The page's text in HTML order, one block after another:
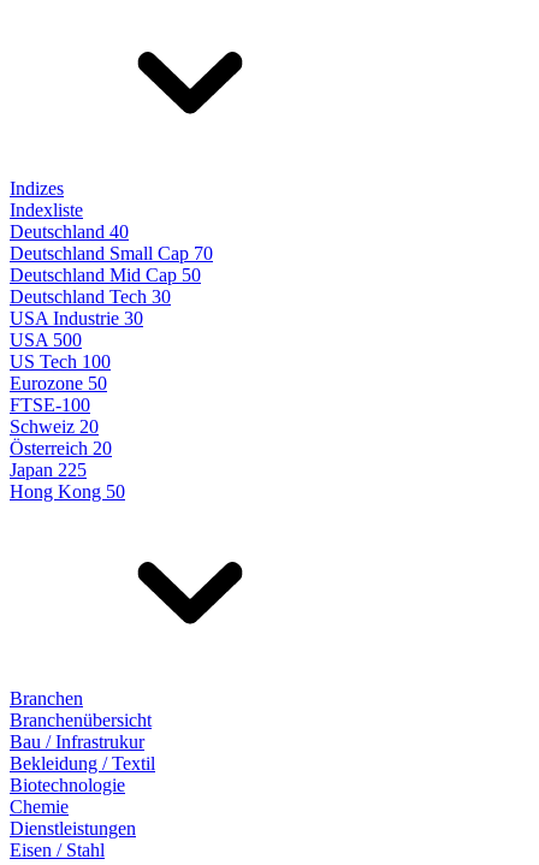
Indizes
Indexliste
Deutschland 40
Deutschland Small Cap 70
Deutschland Mid Cap 50
Deutschland Tech 30
USA Industrie 30
USA 500
US Tech 100
Eurozone 50
FTSE-100
Schweiz 20
Österreich 20
Japan 225
Hong Kong 50
Branchen
Branchenübersicht
Bau / Infrastrukur
Bekleidung / Textil
Biotechnologie
Chemie
Dienstleistungen
Eisen / Stahl